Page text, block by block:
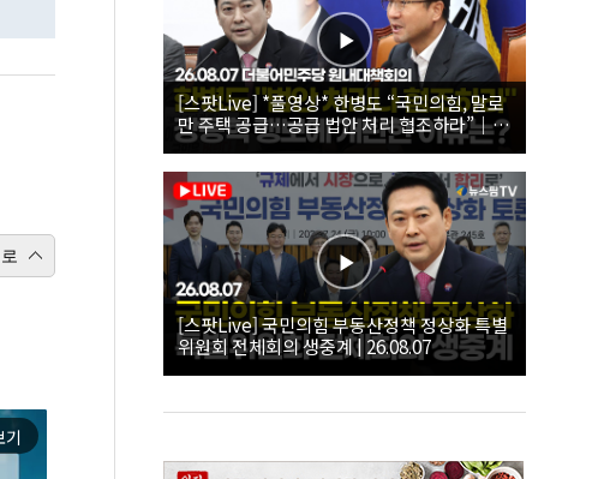
기
[스팟Live] *풀영상* 한병도 “국민의힘, 말로
만 주택 공급…공급 법안 처리 협조하라”｜
26.08.07 더불어민주당 원내대책회의
[스팟Live] 국민의힘 부동산정책 정상화 특별
위원회 전체회의 생중계 | 26.08.07